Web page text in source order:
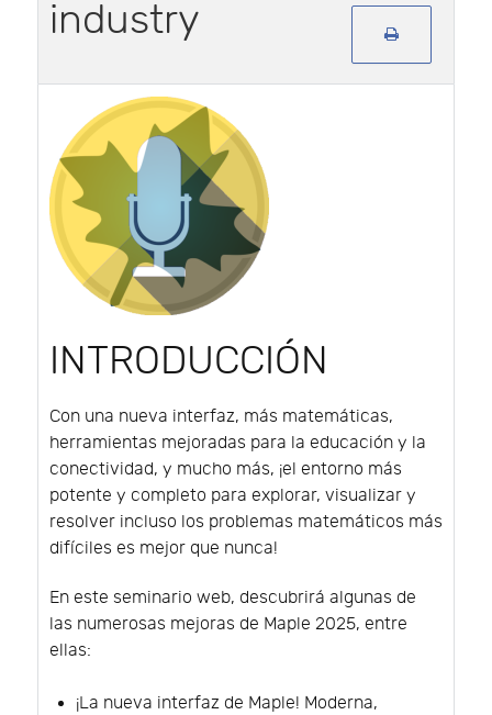
industry
INTRODUCCIÓN
Con una nueva interfaz, más matemáticas,
herramientas mejoradas para la educación y la
conectividad, y mucho más, ¡el entorno más
potente y completo para explorar, visualizar y
resolver incluso los problemas matemáticos más
difíciles es mejor que nunca!
En este seminario web, descubrirá algunas de
las numerosas mejoras de Maple 2025, entre
ellas:
¡La nueva interfaz de Maple! Moderna,